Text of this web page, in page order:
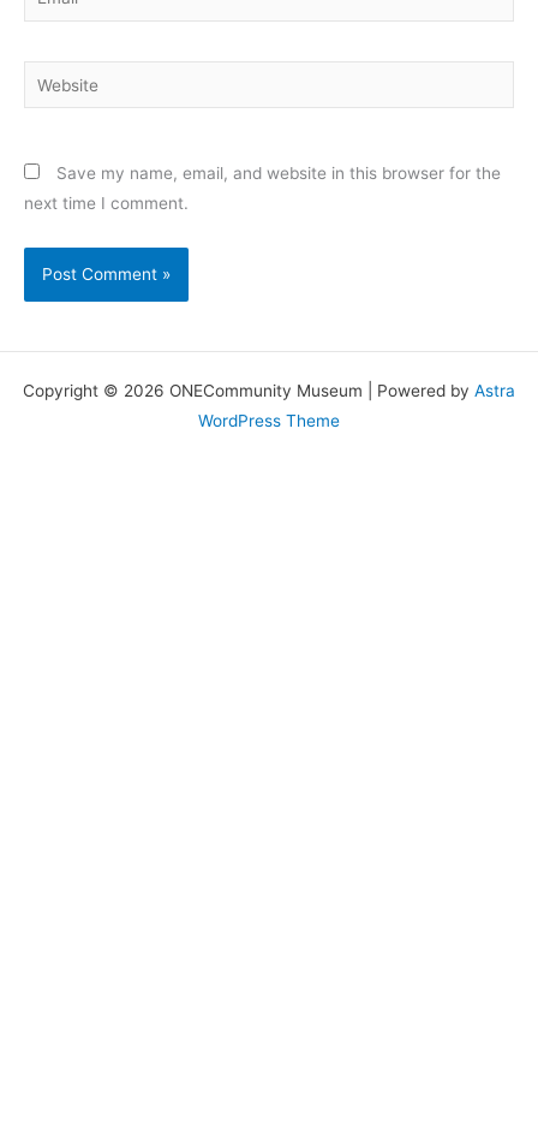
Website
Save my name, email, and website in this browser for the
next time I comment.
Copyright © 2026 ONECommunity Museum | Powered by Astra
WordPress Theme